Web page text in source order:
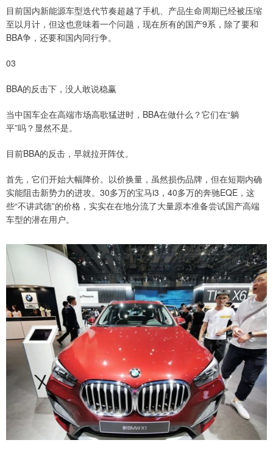
目前国内新能源车型迭代节奏超越了手机、产品生命周期已经被压缩
至以月计，但这也意味着一个问题，现在所有的国产9系，除了要和
BBA争，还要和国内同行争。
03
BBA的反击下，没人敢说稳赢
当中国车企在高端市场高歌猛进时，BBA在做什么？它们在“躺
平”吗？显然不是。
目前BBA的反击，早就拉开阵仗。
首先，它们开始大幅降价。以价换量，虽然损伤品牌，但在短期内确
实能阻击新势力的进攻。30多万的宝马i3，40多万的奔驰EQE，这
些“不讲武德”的价格，实实在在地分流了大量原本准备尝试国产高端
车型的潜在用户。